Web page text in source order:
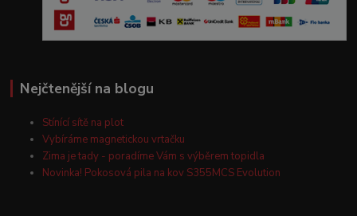
Nejčtenější na blogu
Stínící sítě na plot
Vybíráme magnetickou vrtačku
Zima je tady - poradíme Vám s výběrem topidla
Novinka! Pokosová pila na kov S355MCS Evolution